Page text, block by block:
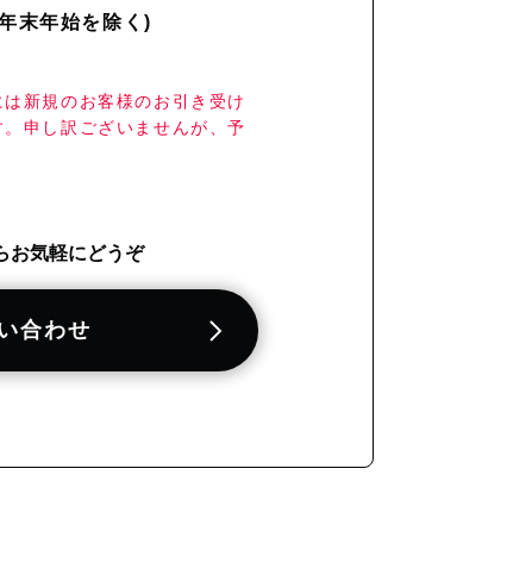
末年始を除く)
新規のお客様のお引き受け
申し訳ございませんが、予
お気軽にどうぞ
合わせ